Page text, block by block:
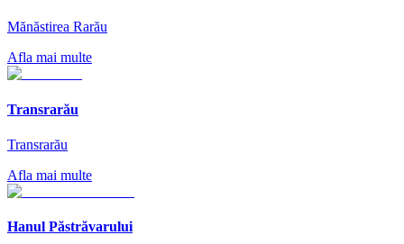
Mănăstirea Rarău
Afla mai multe
Transrarău
Transrarău
Afla mai multe
Hanul Păstrăvarului